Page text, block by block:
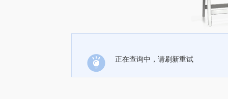
正在查询中，请刷新重试